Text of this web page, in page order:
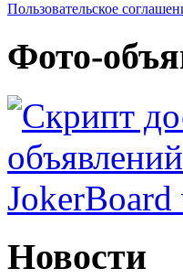
Пользовательское
Фото-
Новости